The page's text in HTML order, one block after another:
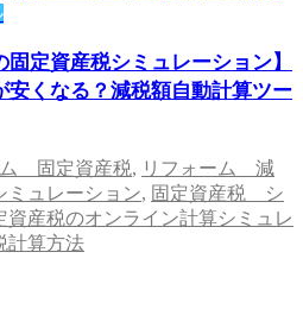
固定資産税シミュレーション】
安くなる？減税額自動計算ツー
ム 固定資産税, リフォーム 減
ュレーション, 固定資産税 シ
資産税のオンライン計算シミュレ
計算方法